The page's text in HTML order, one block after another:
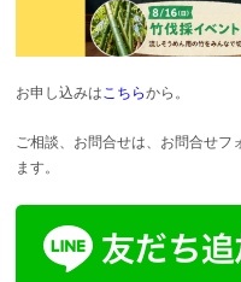
お申し込みはこちらから。
ご相談、お問合せは、お問合せフ
ます。